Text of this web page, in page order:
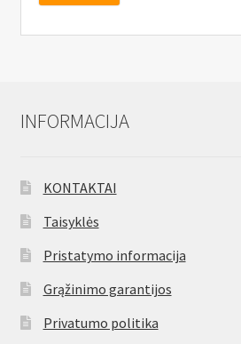
INFORMACIJA
KONTAKTAI
Taisyklės
Pristatymo informacija
Grąžinimo garantijos
Privatumo politika